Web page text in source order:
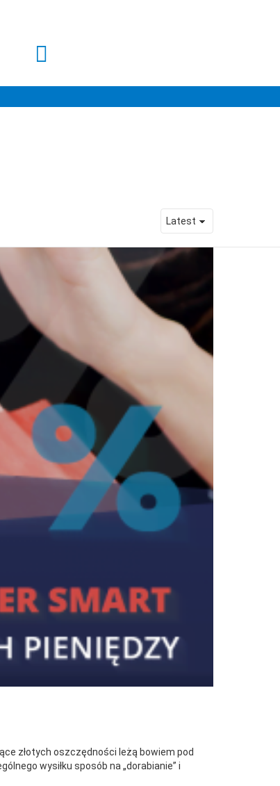
złotych oszczędności leżą bowiem pod
wysiłku sposób na „dorabianie” i